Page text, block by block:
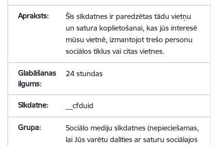
Šīs sīkdatnes ir paredzētas tādu vietņu
un satura koplietošanai, kas jūs interesē
mūsu vietnē, izmantojot trešo personu
sociālos tīklus vai citas vietnes.
24 stundas
__cfduid
Sociālo mediju sīkdatnes (nepieciešamas,
lai Jūs varētu dalīties ar saturu sociālajos